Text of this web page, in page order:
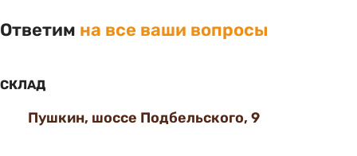
Ответим на все ваши вопросы
СКЛАД
Пушкин, шоссе Подбельского, 9